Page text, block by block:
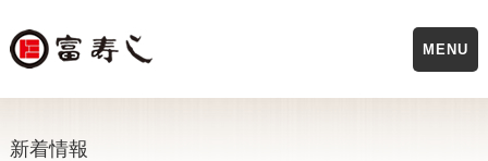
新着情報
MENU